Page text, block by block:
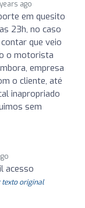
ago
em quesito
23h, no caso
que veio
o motorista
empresa
o cliente, até
inapropriado
sem
acesso
texto original